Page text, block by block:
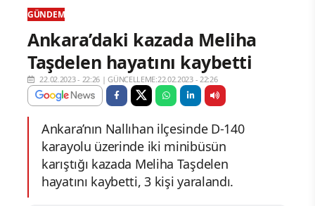
GÜNDEM
Ankara’daki kazada Meliha
Taşdelen hayatını kaybetti
22.02.2023 - 22:26 |GÜNCELLEME:22.02.2023 - 22:26
Ankara’nın Nallıhan ilçesinde D-140
karayolu üzerinde iki minibüsün
karıştığı kazada Meliha Taşdelen
hayatını kaybetti, 3 kişi yaralandı.